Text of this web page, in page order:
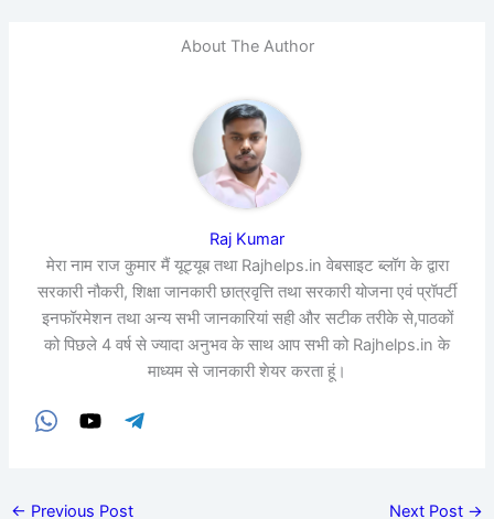
About The Author
Raj Kumar
मेरा नाम राज कुमार मैं यूट्यूब तथा Rajhelps.in वेबसाइट ब्लॉग के द्वारा
सरकारी नौकरी, शिक्षा जानकारी छात्रवृत्ति तथा सरकारी योजना एवं प्रॉपर्टी
इनफॉरमेशन तथा अन्य सभी जानकारियां सही और सटीक तरीके से,पाठकों
को पिछले 4 वर्ष से ज्यादा अनुभव के साथ आप सभी को Rajhelps.in के
माध्यम से जानकारी शेयर करता हूं।
← Previous Post Next Post →